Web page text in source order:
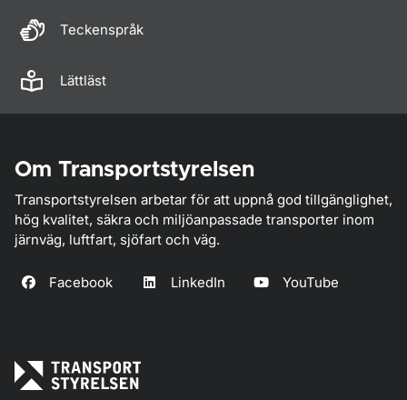
Teckenspråk
Lättläst
Om Transportstyrelsen
Transportstyrelsen arbetar för att uppnå god tillgänglighet,
hög kvalitet, säkra och miljöanpassade transporter inom
järnväg, luftfart, sjöfart och väg.
Facebook LinkedIn YouTube